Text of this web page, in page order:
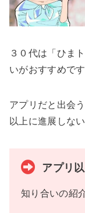
３０代は「ひま
いがおすすめです
アプリだと出会
以上に進展しな
アプリ
知り合いの紹